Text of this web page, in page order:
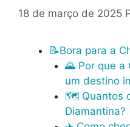
18 de março de 2025
📝Bora para a
🌄 Por que a
um destino
🗺️ Quantos
Diamantina?